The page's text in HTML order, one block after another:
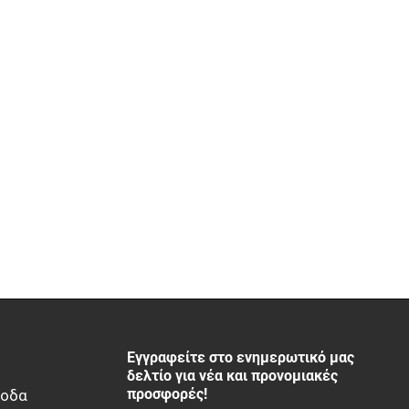
Εγγραφείτε στο ενημερωτικό μας
δελτίο για νέα και προνομιακές
προσφορές!